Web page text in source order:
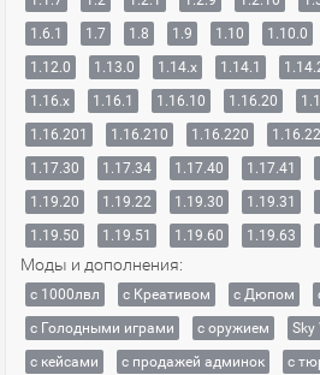
1.6.1
1.7 1.8 1.9 1.10 1.10.0
1.12.0
1.13.0 1.14.x 1.14.1
1.16.x
1.16.1 1.16.10 1.16.20
1.16.201
1.16.210 1.16.220
1.17.30
1.17.34 1.17.40 1.17.41
1.19.20
1.19.22 1.19.30 1.19.31
1.19.50
1.19.51 1.19.60 1.19.63
Моды и дополнения:
с 1000лвл c Креативом с Дюпом
с Голодными играми
с оружием Sky
с кейсами
с продажей админок с